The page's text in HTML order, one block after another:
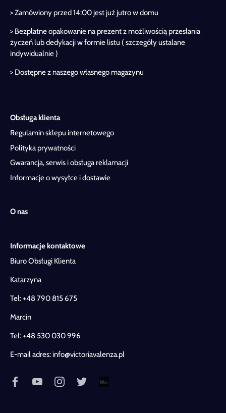
> Zamówiony przed 14:00 jest już jutro w domu
> Bezpłatne opakowanie na prezent z możliwością przesłania
życzeń lub dedykacji w formie listu ( szczegóły ustalane
indywidualnie )
> Dostępne z naszego własnego magazynu
Obsługa klienta
Regulamin sklepu internetowego
Polityka prywatności
Gwarancja, serwis i obsługa reklamacji
Informacje o wysyłce i dostawie
O nas
Informacje kontaktowe
Biuro Obsługi Klienta
Katarzyna
Tel:+48 790 815 675
Marcin
Tel:+48 530 030 996
E-mail adres: info@victoriavalenza.pl